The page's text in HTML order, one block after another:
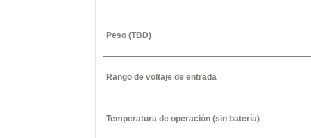
Peso (TBD)
Rango de voltaje de entrada
Temperatura de operación (sin batería)